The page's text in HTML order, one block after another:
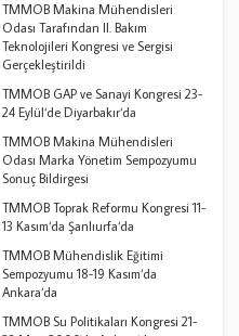
TMMOB Makina Mühendisleri
Odası Tarafından II. Bakım
Teknolojileri Kongresi ve Sergisi
Gerçekleştirildi
TMMOB GAP ve Sanayi Kongresi 23-
24 Eylül‘de Diyarbakır‘da
TMMOB Makina Mühendisleri
Odası Marka Yönetim Sempozyumu
Sonuç Bildirgesi
TMMOB Toprak Reformu Kongresi 11-
13 Kasım‘da Şanlıurfa‘da
TMMOB Mühendislik Eğitimi
Sempozyumu 18-19 Kasım‘da
Ankara‘da
TMMOB Su Politikaları Kongresi 21-